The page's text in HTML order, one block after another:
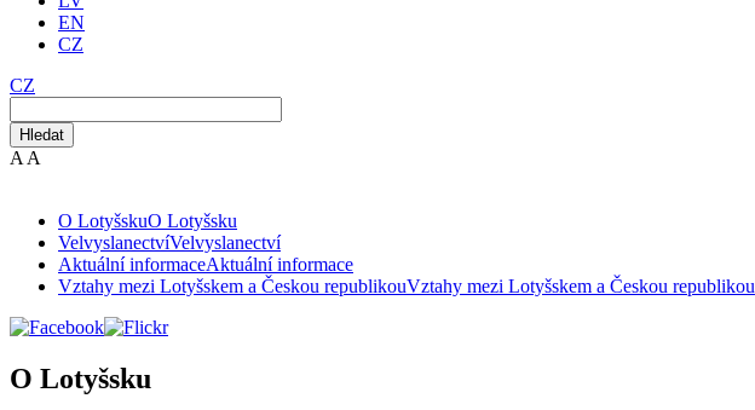
EN
CZ
CZ
Hledat
A A
O LotyšskuO Lotyšsku
VelvyslanectvíVelvyslanectví
Aktuální informaceAktuální informace
Vztahy mezi Lotyšskem a Českou republikouVztahy mezi Lotyšskem a Českou republikou
O Lotyšsku